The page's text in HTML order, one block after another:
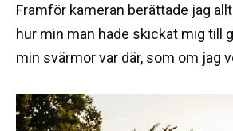
Framför kameran berättade jag
hur min man hade skickat mig till
min svärmor var där, som om jag